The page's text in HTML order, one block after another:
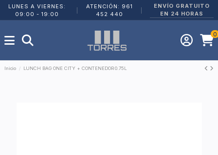
LUNES A VIERNES:
09:00 - 19:00
ATENCIÓN: 961
452 440
ENVÍO GRATUITO
EN 24 HORAS
0
Inicio LUNCH BAG ONE CITY + CONTENEDOR 0.75L